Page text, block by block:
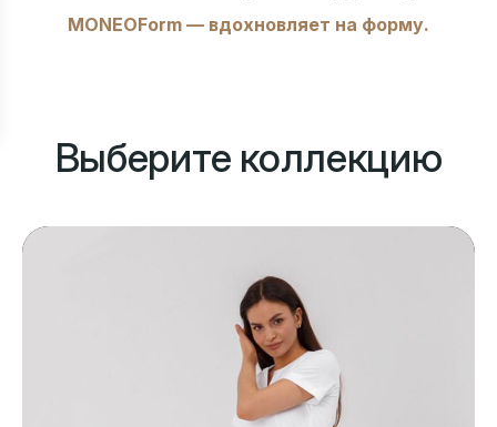
MONEOForm — вдохновляет на форму.
Выберите коллекцию